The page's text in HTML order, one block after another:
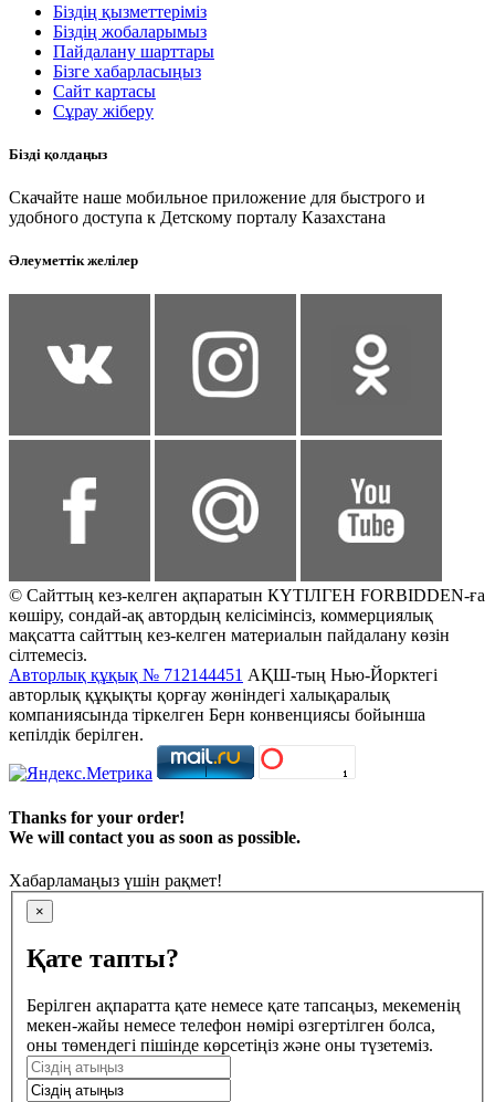
Біздің қызметтеріміз
Біздің жобаларымыз
Пайдалану шарттары
Бізге хабарласыңыз
Сайт картасы
Сұрау жіберу
Бізді қолдаңыз
Скачайте наше мобильное приложение для быстрого и
удобного доступа к Детскому порталу Казахстана
Әлеуметтік желілер
© Сайттың кез-келген ақпаратын КҮТІЛГЕН FORBIDDEN-ға
көшіру, сондай-ақ автордың келісімінсіз, коммерциялық
мақсатта сайттың кез-келген материалын пайдалану көзін
сілтемесіз.
Авторлық құқық № 712144451 АҚШ-тың Нью-Йорктегі
авторлық құқықты қорғау жөніндегі халықаралық
компаниясында тіркелген Берн конвенциясы бойынша
кепілдік берілген.
Thanks for your order!
We will contact you as soon as possible.
Хабарламаңыз үшін рақмет!
×
Қате тапты?
Берілген ақпаратта қате немесе қате тапсаңыз, мекеменің
мекен-жайы немесе телефон нөмірі өзгертілген болса,
оны төмендегі пішінде көрсетіңіз және оны түзетеміз.